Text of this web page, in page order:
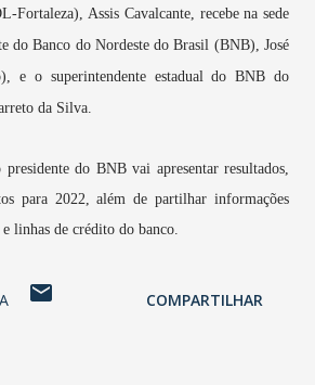
Fortaleza), Assis Cavalcante, recebe na sede
do Banco do Nordeste do Brasil (BNB), José
e o superintendente estadual do BNB do
da Silva.
do BNB vai apresentar resultados,
para 2022, além de partilhar informações
e linhas de crédito do banco.
COMPARTILHAR